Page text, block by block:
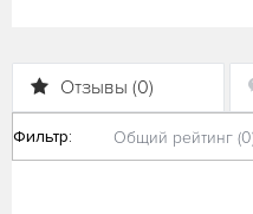
Отзывы (0)
Фильтр: Общий рейтинг